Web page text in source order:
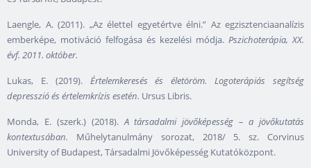
Laengle, A. (2011). „Az élettel egyetértve élni.” Az egzisztenciaanalízis
emberképe, motiváció felfogása és kezelési módja. Pszichoterápia, XX.
évf. 2011. október.
Lukas, E. (2019). Értelemkeresés és életöröm. Logoterápiás segítség
depresszió és értelemkrízis esetén. Ursus Libris.
Monda, E. (szerk.) (2018). A társadalmi jövőképesség – a jövőkutatás
kontextusában. Műhelytanulmány sorozat, 2018/ 5. sz. Corvinus
University of Budapest, Társadalmi Jövőképesség Kutatóközpont.